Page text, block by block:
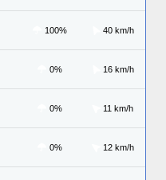
100% 40 km/h
0% 16 km/h
0% 11 km/h
0% 12 km/h